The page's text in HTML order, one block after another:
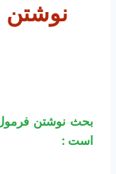
نوشتن
بحث نوشتن
است :